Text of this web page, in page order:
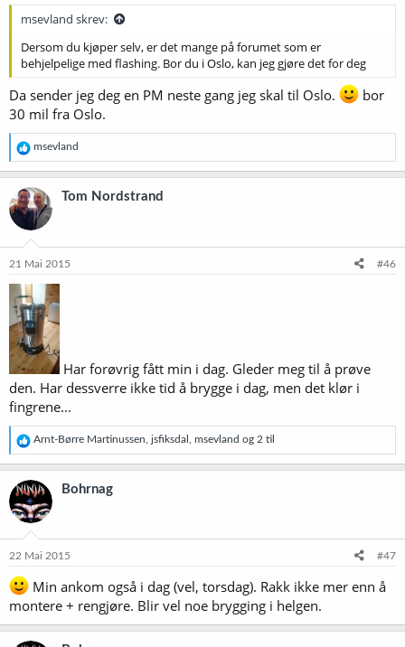
msevland skrev:
Dersom du kjøper selv, er det mange på forumet som er
behjelpelige med flashing. Bor du i Oslo, kan jeg gjøre det for deg
Da sender jeg deg en PM neste gang jeg skal til Oslo.
bor
30 mil fra Oslo.
R
e
a
k
s
o
e
msevland
Tom Nordstrand
21 Mai 2015 #46
Har forøvrig fått min i dag. Gleder meg til å prøve
den. Har dessverre ikke tid å brygge i dag, men det klør i
fingrene...
R
e
a
k
s
j
o
e
:
Arnt-Børre Martinussen jsfiksdal msevland og 2 til
Bohrnag
22 Mai 2015 #47
Min ankom også i dag (vel, torsdag). Rakk ikke mer enn å
montere + rengjøre. Blir vel noe brygging i helgen.